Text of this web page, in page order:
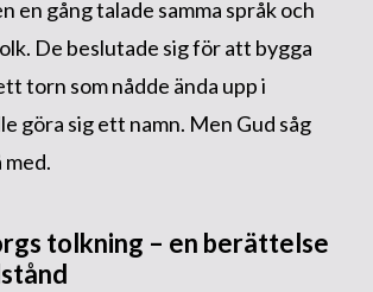
en gång talade samma språk och
De beslutade sig för att bygga
torn som nådde ända upp i
göra sig ett namn. Men Gud såg
med.
tolkning – en berättelse